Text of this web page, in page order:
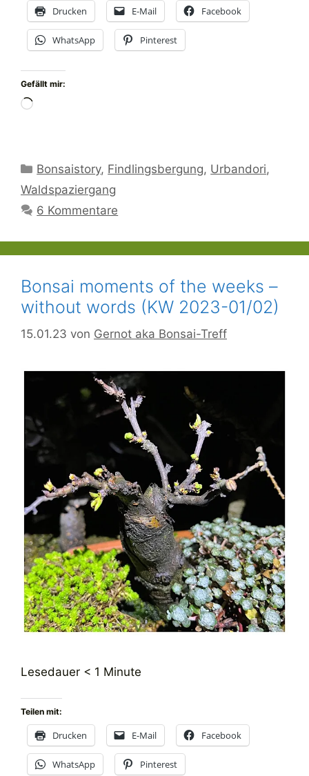
Drucken E-Mail Facebook
WhatsApp Pinterest
Gefällt mir:
Wird
Kategorien
Bonsaistory, Findlingsbergung, Urbandori,
Waldspaziergang
6 Kommentare
Bonsai moments of the weeks –
without words (KW 2023-01/02)
15.01.23 von Gernot aka Bonsai-Treff
Lesedauer < 1 Minute
Teilen mit:
Drucken E-Mail Facebook
WhatsApp Pinterest